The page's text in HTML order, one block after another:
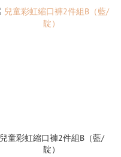
兒童彩虹縮口褲2件組B（藍/
靛）